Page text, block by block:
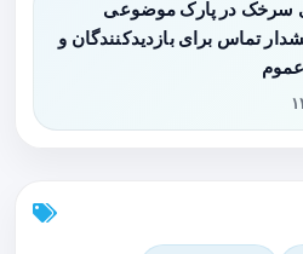
سرخک در پارک موضوعی
تماس برای بازدیدکنندگان و